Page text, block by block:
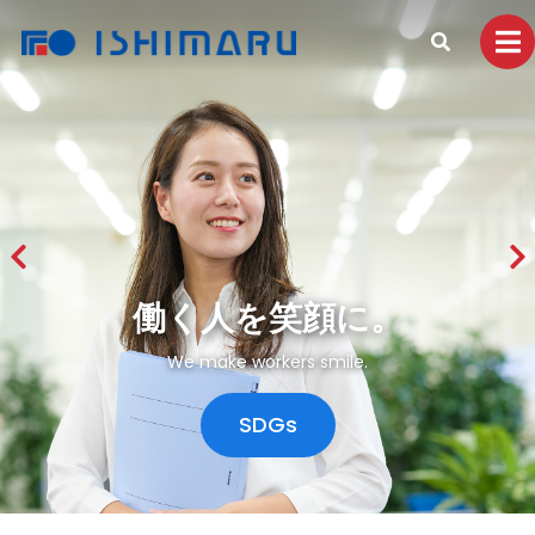
働く人を笑顔に。
We make workers smile.
SDGs